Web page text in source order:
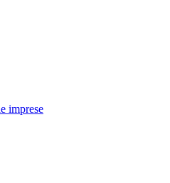
imprese